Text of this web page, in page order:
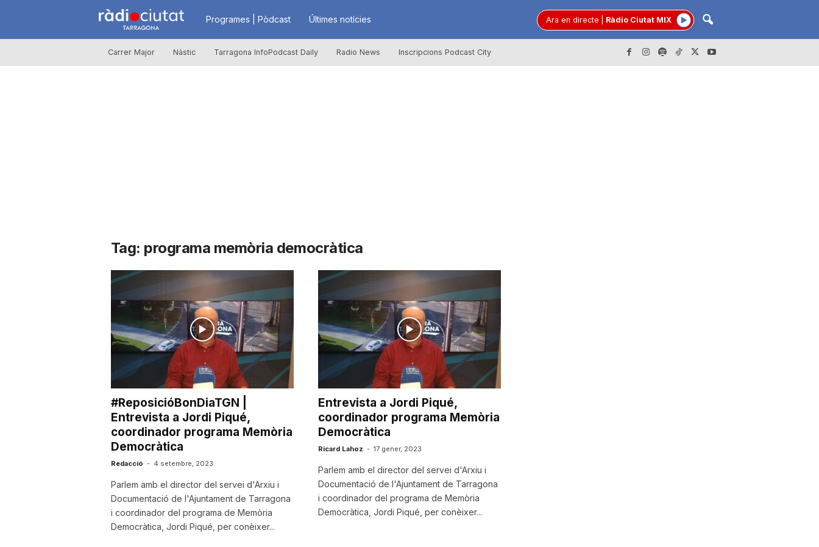
R
à
i
a
t
e
T
Programes | Pòdcast Últimes notícies Ara en directe Ràdio Ciutat MIX
Carrer Major Nàstic Tarragona InfoPodcast Daily Radio News Inscripcions Podcast City
Tag: programa memòria democràtica
#ReposicióBonDiaTGN |
Entrevista a Jordi Piqué,
coordinador programa Memòria
Democràtica
Redacció - 4 setembre, 2023
Parlem amb el director del servei d'Arxiu i
Documentació de l'Ajuntament de Tarragona
i coordinador del programa de Memòria
Democràtica, Jordi Piqué, per conèixer...
Entrevista a Jordi Piqué,
coordinador programa Memòria
Democràtica
Ricard Lahoz - 17 gener, 2023
Parlem amb el director del servei d'Arxiu i
Documentació de l'Ajuntament de Tarragona
i coordinador del programa de Memòria
Democràtica, Jordi Piqué, per conèixer...